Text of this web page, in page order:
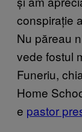
conspirație
Nu păreau
vede fostul
Funeriu,
Home
e pastor